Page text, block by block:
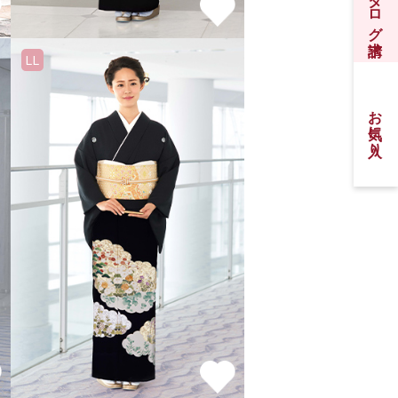
お気に入り
LL